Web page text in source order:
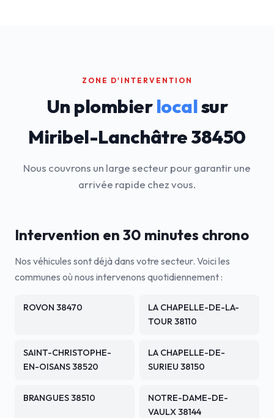
ZONE D'INTERVENTION
Un plombierlocalsur
Miribel-Lanchâtre 38450
Nous couvrons un large secteur pour garantir une
arrivée rapide chez vous.
Intervention en 30 minutes chrono
Nos véhicules sont déjà dans votre secteur. Voici les
communes où nous intervenons quotidiennement :
ROVON 38470
LA CHAPELLE-DE-LA-
TOUR 38110
SAINT-CHRISTOPHE-
EN-OISANS 38520
LA CHAPELLE-DE-
SURIEU 38150
BRANGUES 38510
NOTRE-DAME-DE-
VAULX 38144